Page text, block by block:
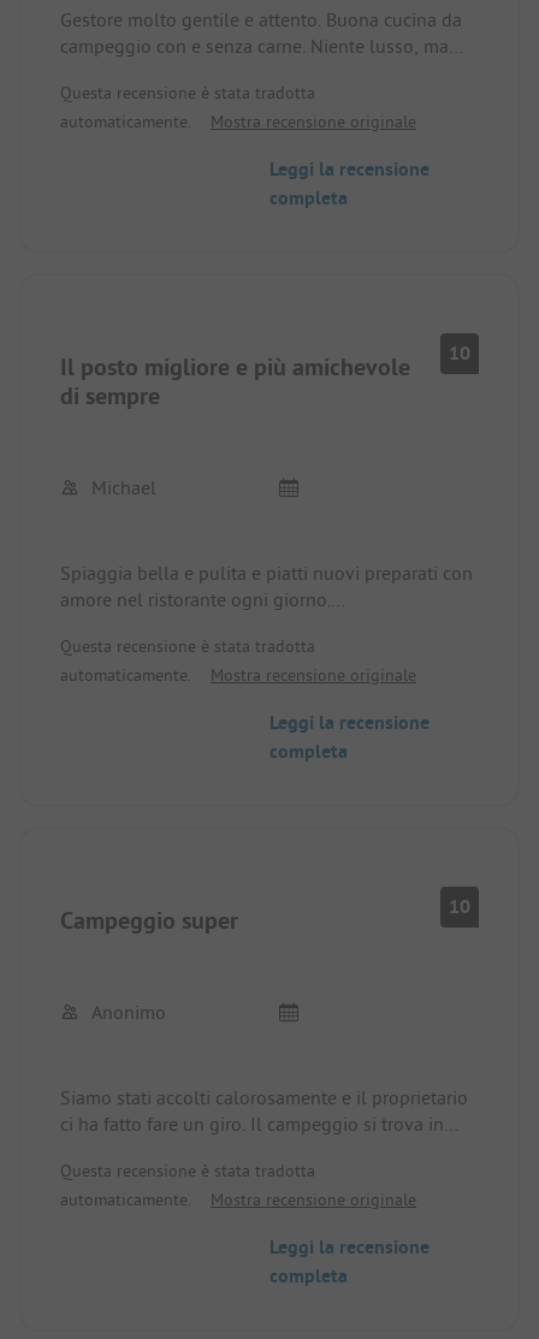
Gestore molto gentile e attento. Buona cucina da
campeggio con e senza carne. Niente lusso, ma
soleggiate e ombreggiate con libera scelta. Nuova
taverna accanto. Spiaggia di ciottoli. Qui si può
Questa recensione è stata tradotta
automaticamente.
Mostra recensione originale
Leggi la recensione
completa
Il posto migliore e più amichevole
di sempre
10
Michael
Spiaggia bella e pulita e piatti nuovi preparati con
amore nel ristorante ogni giorno.
Questa recensione è stata tradotta
automaticamente.
Mostra recensione originale
Leggi la recensione
completa
Campeggio super 10
Anonimo
Siamo stati accolti calorosamente e il proprietario
ci ha fatto fare un giro. Il campeggio si trova in
accesso diretto al mare. I servizi igienici sono come
nuovi e vengono utilizzati tutto il giorno. Non
puliscono subito dopo. Non abbiamo mai
sperimentato un servizio simile in nessun altro
Questa recensione è stata tradotta
automaticamente.
Mostra recensione originale
Leggi la recensione
completa